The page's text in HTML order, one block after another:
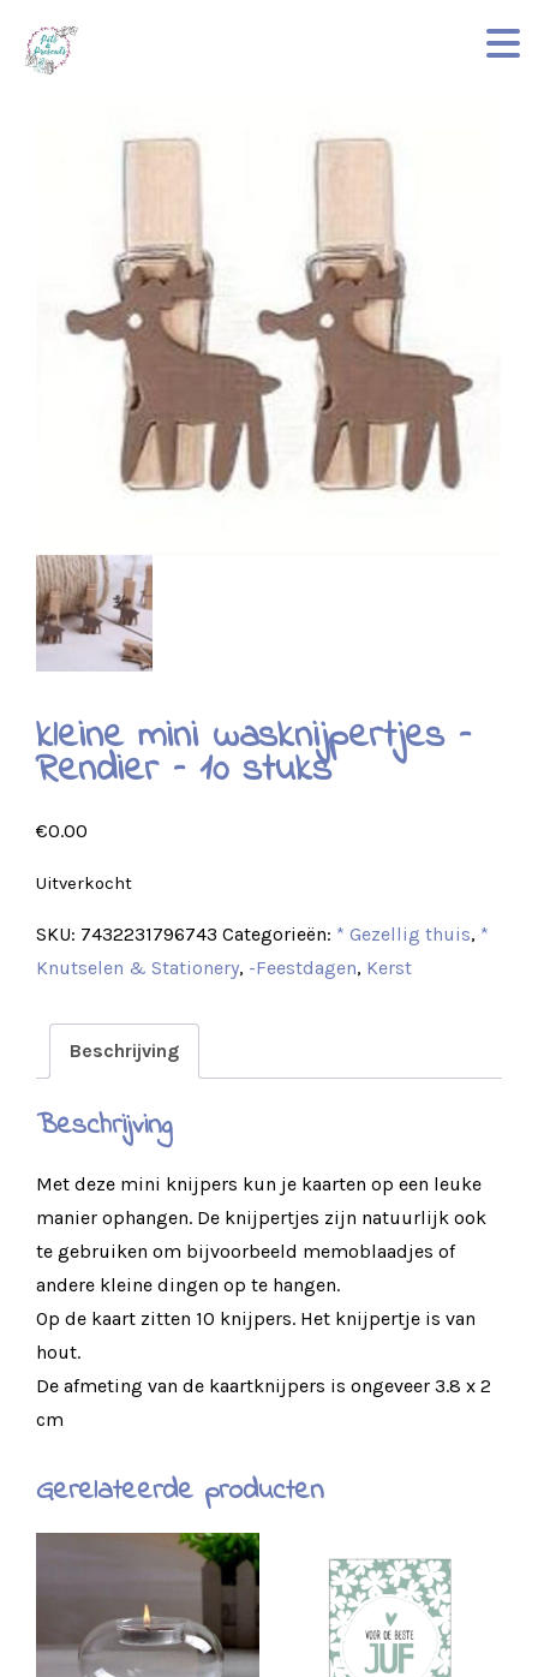
kleine mini wasknijpertjes –
Rendier – 10 stuks
€0.00
Uitverkocht
SKU: 7432231796743 Categorieën: * Gezellig thuis, *
Knutselen & Stationery, -Feestdagen, Kerst
Beschrijving
Beschrijving
Met deze mini knijpers kun je kaarten op een leuke
manier ophangen. De knijpertjes zijn natuurlijk ook
te gebruiken om bijvoorbeeld memoblaadjes of
andere kleine dingen op te hangen.
Op de kaart zitten 10 knijpers. Het knijpertje is van
hout.
De afmeting van de kaartknijpers is ongeveer 3.8 x 2
cm
Gerelateerde producten